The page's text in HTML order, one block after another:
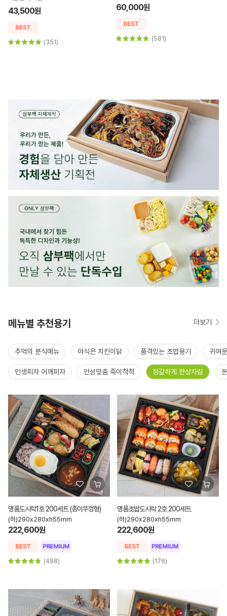
43,500원
(351)
60,000원
(581)
메뉴별 추천용기 더보기
추억의 분식메뉴 야식은 치킨이닭 품격있는 초밥용기 귀여
인생피자 어깨피자 안성맞춤 죽이척척 정갈하게 한상차림
명품도시락1호 200세트 (종이뚜껑형)
(하)290x280xh55mm
222,600원
(498)
명품초밥도시락 2호 200세트
(하)290x280xh55mm
222,600원
(176)